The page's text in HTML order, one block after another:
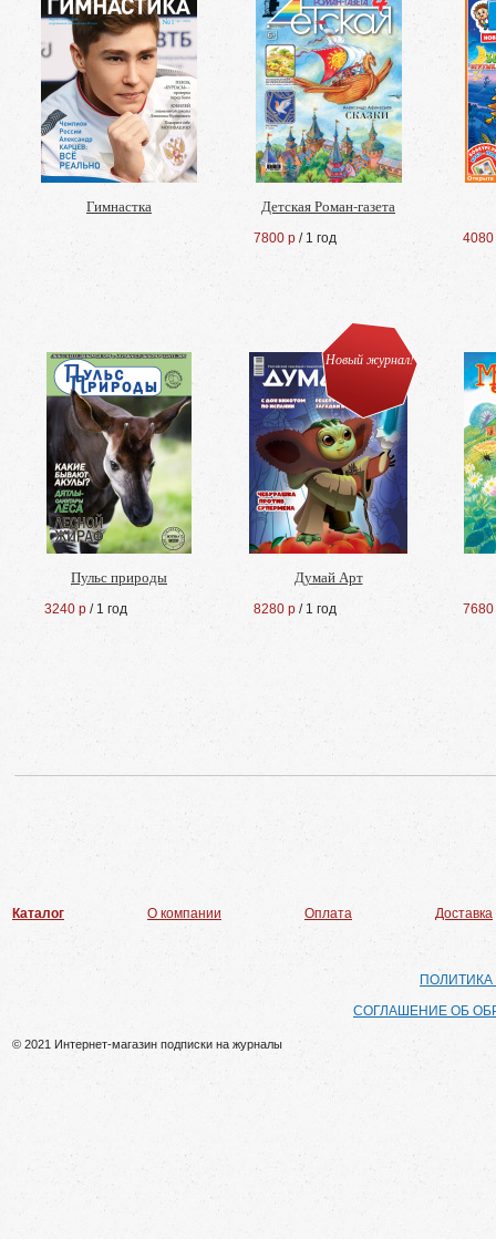
Гимнастка Детская Роман-газета
7800 р / 1 год 4080
Пульс природы
3240 р / 1 год
Новый журнал!
Думай Арт
8280 р / 1 год 7680
Каталог О компании Оплата Доставка
СОГЛАШЕНИЕ ОБ
© 2021 Интернет-магазин подписки на журналы